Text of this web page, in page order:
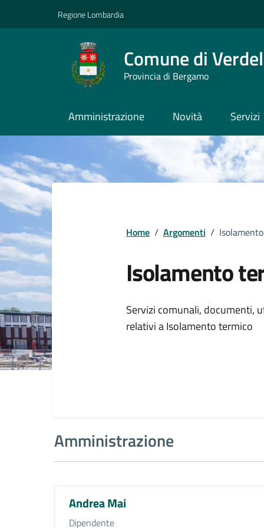
Regione Lombardia
Comune di
Provincia di Bergamo
Amministrazione Novità Servizi
Home / Argomenti /
Isolamento
Dettagli
Servizi comunali, documenti,
relativi a Isolamento termico
Amministrazione
Andrea Mai
Dipendente